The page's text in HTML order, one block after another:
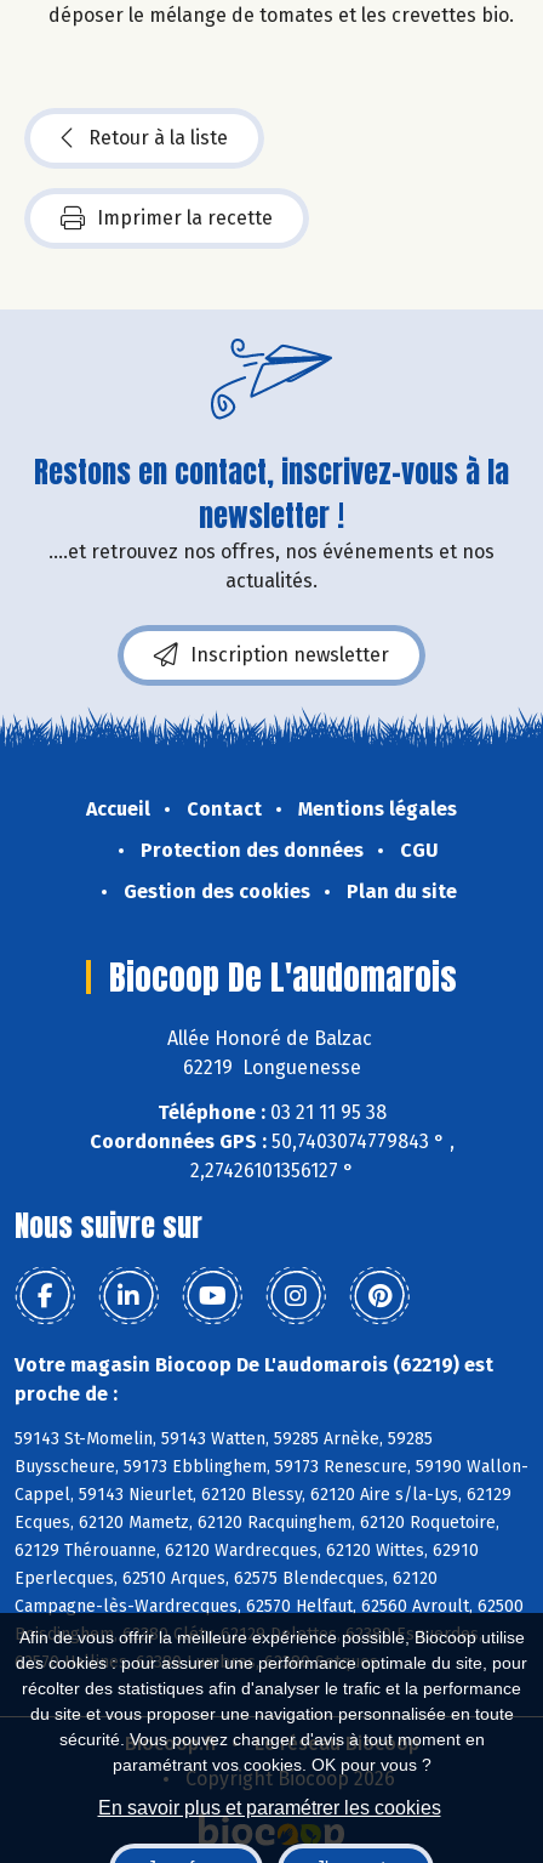
Afin de vous offrir la meilleure expérience possible, Biocoop utilise
des cookies : pour assurer une performance optimale du site, pour
récolter des statistiques afin d'analyser le trafic et la performance
du site et vous proposer une navigation personnalisée en toute
sécurité. Vous pouvez changer d'avis à tout moment en
paramétrant vos cookies. OK pour vous ?
En savoir plus et paramétrer les cookies
déposer le mélange de tomates et les crevettes bio.
Retour à la liste
Imprimer la recette
Restons en contact, inscrivez-vous à la
newsletter !
....et retrouvez nos offres, nos événements et nos
actualités.
Inscription newsletter
Accueil Contact
Mentions légales
Protection des données
CGU
Gestion des cookies
Plan du site
Biocoop De L'audomarois
Allée Honoré de Balzac
62219 Longuenesse
Téléphone :03 21 11 95 38
Coordonnées GPS :50,7403074779843 ° ,
2,27426101356127 °
Nous suivre sur
Votre magasin Biocoop De L'audomarois (62219) est
proche de :
59143 St-Momelin, 59143 Watten, 59285 Arnèke, 59285
Buysscheure, 59173 Ebblinghem, 59173 Renescure, 59190 Wallon-
Cappel, 59143 Nieurlet, 62120 Blessy, 62120 Aire s/la-Lys, 62129
Ecques, 62120 Mametz, 62120 Racquinghem, 62120 Roquetoire,
62129 Thérouanne, 62120 Wardrecques, 62120 Wittes, 62910
Eperlecques, 62510 Arques, 62575 Blendecques, 62120
Campagne-lès-Wardrecques, 62570 Helfaut, 62560 Avroult, 62500
Boisdinghem, 62380 Cléty, 62129 Delettes, 62380 Esquerdes,
62570 Hallines, 62380 Lumbres, 62380 Setques
Biocoop.fr
Le réseau Biocoop
Copyright Biocoop 2026